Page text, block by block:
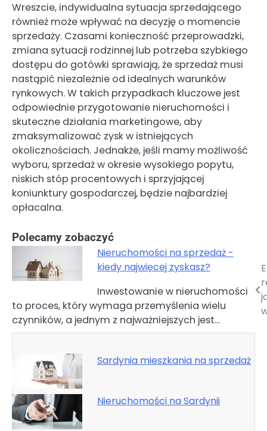
Wreszcie, indywidualna sytuacja sprzedającego
również może wpływać na decyzję o momencie
sprzedaży. Czasami konieczność przeprowadzki,
zmiana sytuacji rodzinnej lub potrzeba szybkiego
dostępu do gotówki sprawiają, że sprzedaż musi
nastąpić niezależnie od idealnych warunków
rynkowych. W takich przypadkach kluczowe jest
odpowiednie przygotowanie nieruchomości i
skuteczne działania marketingowe, aby
zmaksymalizować zysk w istniejących
okolicznościach. Jednakże, jeśli mamy możliwość
wyboru, sprzedaż w okresie wysokiego popytu,
niskich stóp procentowych i sprzyjającej
koniunktury gospodarczej, będzie najbardziej
opłacalna.
Polecamy zobaczyć
Nieruchomości na sprzedaż -
kiedy najwięcej zyskasz?
Inwestowanie w nieruchomości
to proces, który wymaga przemyślenia wielu
czynników, a jednym z najważniejszych jest…
Sardynia mieszkania na sprzedaż
Nieruchomości na Sardynii
Nawigacja